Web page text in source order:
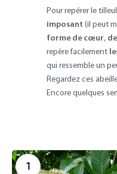
Pour repérer le
imposant (il peut
forme de cœur,
repère facilement
qui ressemble un
Regardez ces
Encore quelques
1